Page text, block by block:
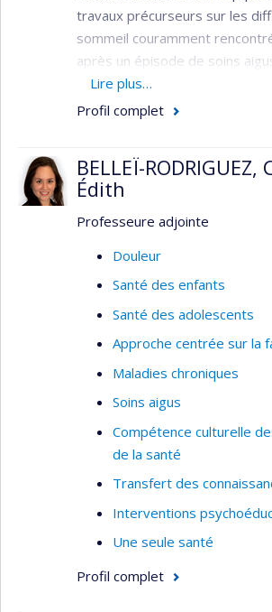
travaux précurseurs sur les
sommeil couramment
après un épisode de soins
répercussions sur les résultats
compris la gestion de la
sommeil, le cerveau et le
travaux s’intéressent
personnes ayant survécu à un
altérations nerveuses
le cancer. Elle développe et
protocoles de dépistage et
perturbations de sommeil et
chez ces groupes vulnérables,
potentiel de transférabilité à
Axe :
Pratique clinique
Expertise :
Lire plus…
Profil complet
BELLEÏ-RODRIGUEZ,
Édith
Professeure adjointe
Douleur
Santé des enfants
Santé des adolescents
Approche centrée sur la
Maladies chroniques
Soins aigus
Compétence culturelle
de la santé
Transfert des
Interventions
Une seule santé
Profil complet